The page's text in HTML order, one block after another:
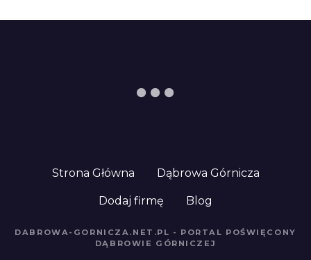
Strona Główna Dąbrowa Górnicza
Dodaj firmę Blog
DABROWA-GORNICZA.NET.PL - PORTAL POŚWIĘCONY
DĄBROWIE GÓRNICZEJ